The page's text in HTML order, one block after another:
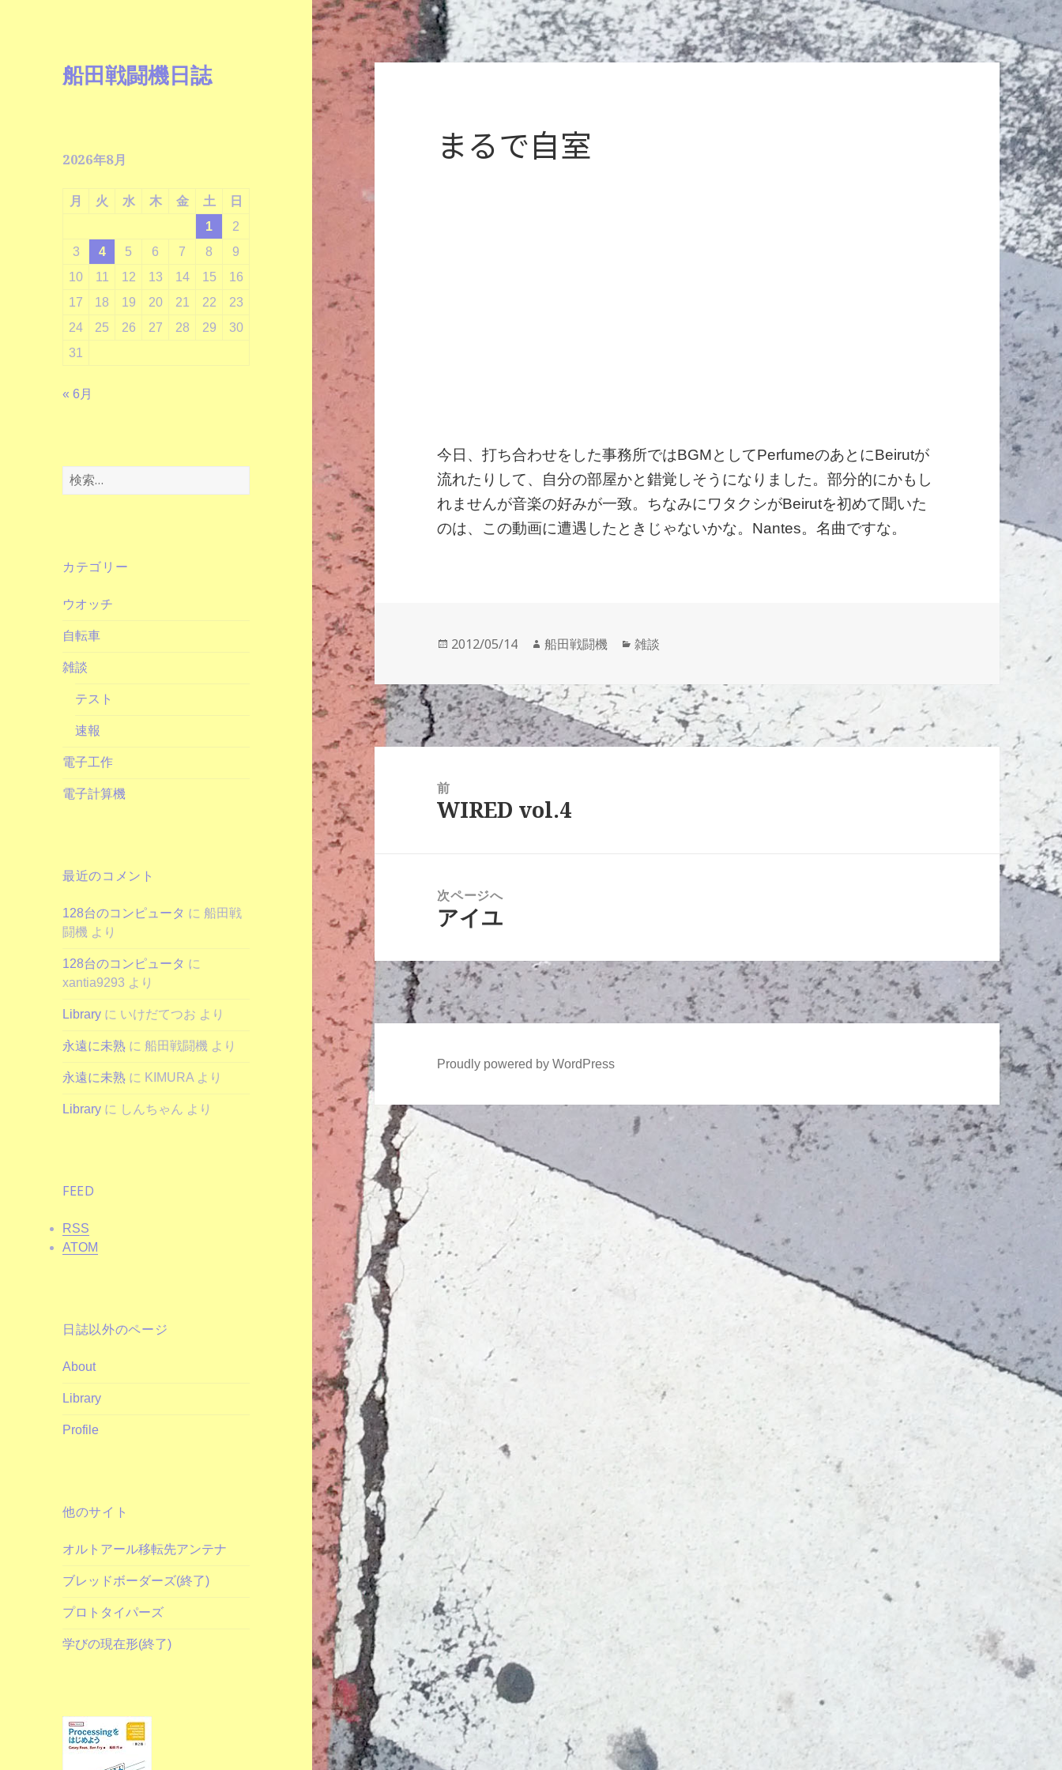
船田戦闘機日誌
2026年8月
月 火 水 木 金 土
日
1
2
3
4 5 6 7 8
9
10
11 12 13 14 15
16
17
18 19 20 21 22
23
24
25 26 27 28 29
30
31
« 6月
検
索:
カテゴリー
ウオッチ
自転車
雑談
テスト
速報
電子工作
電子計算機
最近のコメント
128台のコンピュータ に船田戦
闘機 より
128台のコンピュータ に
xantia9293 より
Library に いけだてつお より
永遠に未熟 に船田戦闘機 より
永遠に未熟 に KIMURA より
Library に しんちゃん より
FEED
RSS
ATOM
日誌以外のページ
About
Library
Profile
他のサイト
オルトアール移転先アンテナ
ブレッドボーダーズ(終了)
プロトタイパーズ
学びの現在形(終了)
まるで自室
今日、打ち合わせをした事務所ではBGMとしてPerfumeのあとにBeirutが
流れたりして、自分の部屋かと錯覚しそうになりました。部分的にかもし
れませんが音楽の好みが一致。ちなみにワタクシがBeirutを初めて聞いた
のは、この動画に遭遇したときじゃないかな。Nantes。名曲ですな。
投
日:
2012/05/14
作
者
船田戦闘機
カ
ゴ
リ
ー
雑談
ナ
ー
シ
ン
前
前
WIRED vol.4
次ページへ
次
投
稿:
アイユ
Proudly powered by WordPress